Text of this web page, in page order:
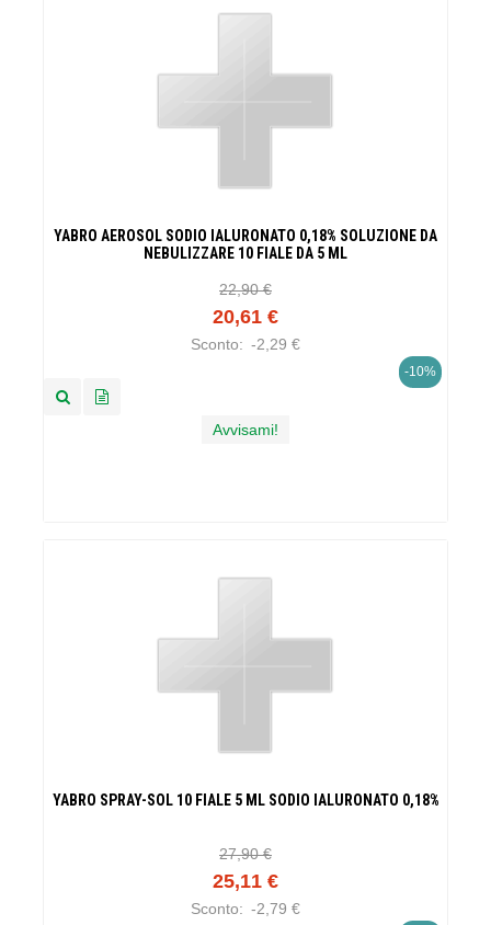
YABRO AEROSOL SODIO IALURONATO 0,18% SOLUZIONE DA
NEBULIZZARE 10 FIALE DA 5 ML
22,90 €
20,61 €
Sconto: -2,29 €
-10%
Avvisami!
YABRO SPRAY-SOL 10 FIALE 5 ML SODIO IALURONATO 0,18%
27,90 €
25,11 €
Sconto: -2,79 €